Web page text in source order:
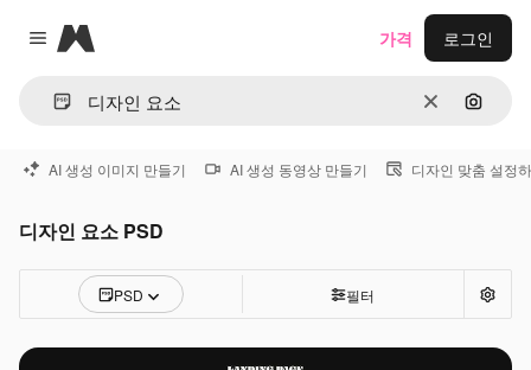
Close menu
Magnific
지우기이미지
가격 로그인
AI 생성 이미지 만들기 AI 생성 동영상 만들기 디자인 맞춤 설정
디자인 요소 PSD
PSD 필터